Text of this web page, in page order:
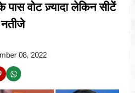
पास वोट ज़्यादा लेकिन सीटें
08, 2022